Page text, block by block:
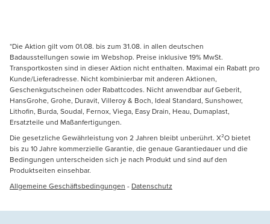
*Die Aktion gilt vom 01.08. bis zum 31.08. in allen deutschen
Badausstellungen sowie im Webshop. Preise inklusive 19% MwSt.
Transportkosten sind in dieser Aktion nicht enthalten. Maximal ein Rabatt pro
Kunde/Lieferadresse. Nicht kombinierbar mit anderen Aktionen,
Geschenkgutscheinen oder Rabattcodes. Nicht anwendbar auf Geberit,
HansGrohe, Grohe, Duravit, Villeroy & Boch, Ideal Standard, Sunshower,
Lithofin, Burda, Soudal, Fernox, Viega, Easy Drain, Heau, Dumaplast,
Ersatzteile und Maßanfertigungen.
Die gesetzliche Gewährleistung von 2 Jahren bleibt unberührt. X²O bietet
bis zu 10 Jahre kommerzielle Garantie, die genaue Garantiedauer und die
Bedingungen unterscheiden sich je nach Produkt und sind auf den
Produktseiten einsehbar.
Allgemeine Geschäftsbedingungen - Datenschutz